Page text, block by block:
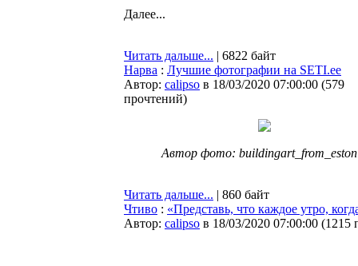
Далее...
Читать дальше... | 6822 байт
Нарва : Лучшие фотографии на SETI.ee
Автор: calipso в 18/03/2020 07:00:00 (579
прочтений)
Автор фото:
Читать дальше... | 860 байт
Чтиво : «Представь, что каждое утро,
Автор: calipso в 18/03/2020 07:00:00 (1215